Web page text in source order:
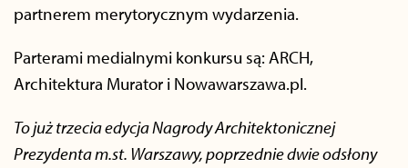
partnerem merytorycznym wydarzenia.
Parterami medialnymi konkursu są: ARCH,
Architektura Murator i Nowawarszawa.pl.
To już trzecia edycja Nagrody Architektonicznej
Prezydenta m.st. Warszawy, poprzednie dwie odsłony